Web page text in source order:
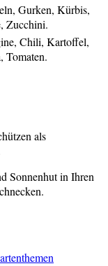
Gurken, Kürbis,
Zucchini.
Chili, Kartoffel,
Tomaten.
als
Sonnenhut in Ihren